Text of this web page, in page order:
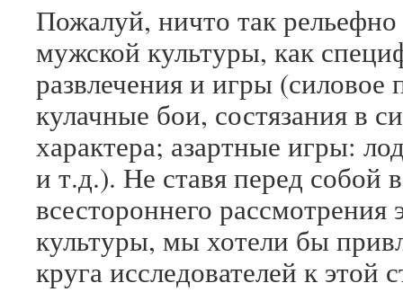
Пожалуй, ничто так рельефно
мужской культуры, как
развлечения и игры (силовое
кулачные бои, состязания в
характера; азартные игры:
и т.д.). Не ставя перед собой
всестороннего рассмотрения
культуры, мы хотели бы
круга исследователей к этой